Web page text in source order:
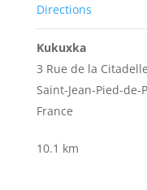
Directions
Kukuxka
3 Rue de la Citadelle
Saint-Jean-Pied-de-
France
10.1 km